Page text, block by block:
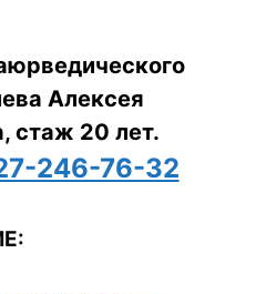
Алексея
стаж 20 лет.
246-76-32